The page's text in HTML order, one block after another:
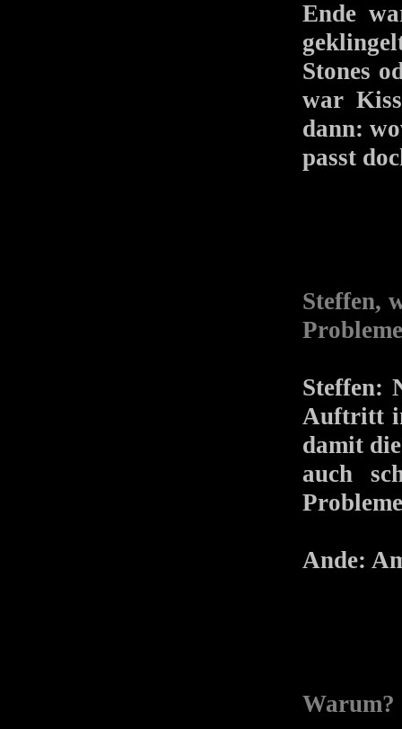
Ende
Stones
war
dann:
passt
Steffen,
Steffen:
Auftritt
damit
auch
Ande:
Warum?